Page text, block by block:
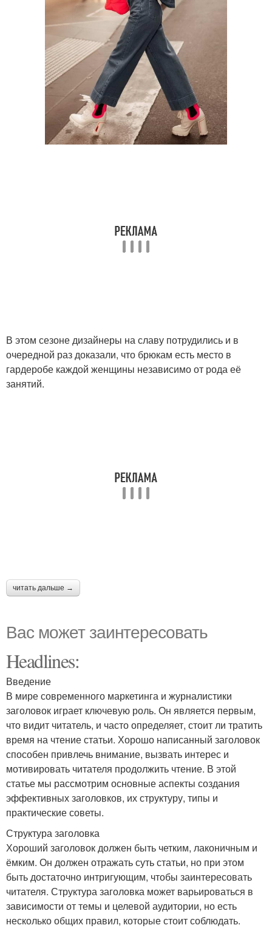
В этом сезоне дизайнеры на славу потрудились и в
очередной раз доказали, что брюкам есть место в
гардеробе каждой женщины независимо от рода её
занятий.
читать дальше →
Вас может заинтересовать
Headlines:
Введение
В мире современного маркетинга и журналистики
заголовок играет ключевую роль. Он является первым,
что видит читатель, и часто определяет, стоит ли тратить
время на чтение статьи. Хорошо написанный заголовок
способен привлечь внимание, вызвать интерес и
мотивировать читателя продолжить чтение. В этой
статье мы рассмотрим основные аспекты создания
эффективных заголовков, их структуру, типы и
практические советы.
Структура заголовка
Хороший заголовок должен быть четким, лаконичным и
ёмким. Он должен отражать суть статьи, но при этом
быть достаточно интригующим, чтобы заинтересовать
читателя. Структура заголовка может варьироваться в
зависимости от темы и целевой аудитории, но есть
несколько общих правил, которые стоит соблюдать.